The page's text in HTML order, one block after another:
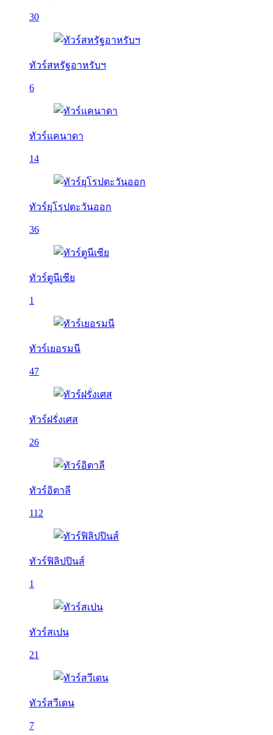
30
ทัวร์สหรัฐอาหรับฯ
6
ทัวร์แคนาดา
14
ทัวร์ยุโรปตะวันออก
36
ทัวร์ตูนีเซีย
1
ทัวร์เยอรมนี
47
ทัวร์ฝรั่งเศส
26
ทัวร์อิตาลี
112
ทัวร์ฟิลิปปินส์
1
ทัวร์สเปน
21
ทัวร์สวีเดน
7